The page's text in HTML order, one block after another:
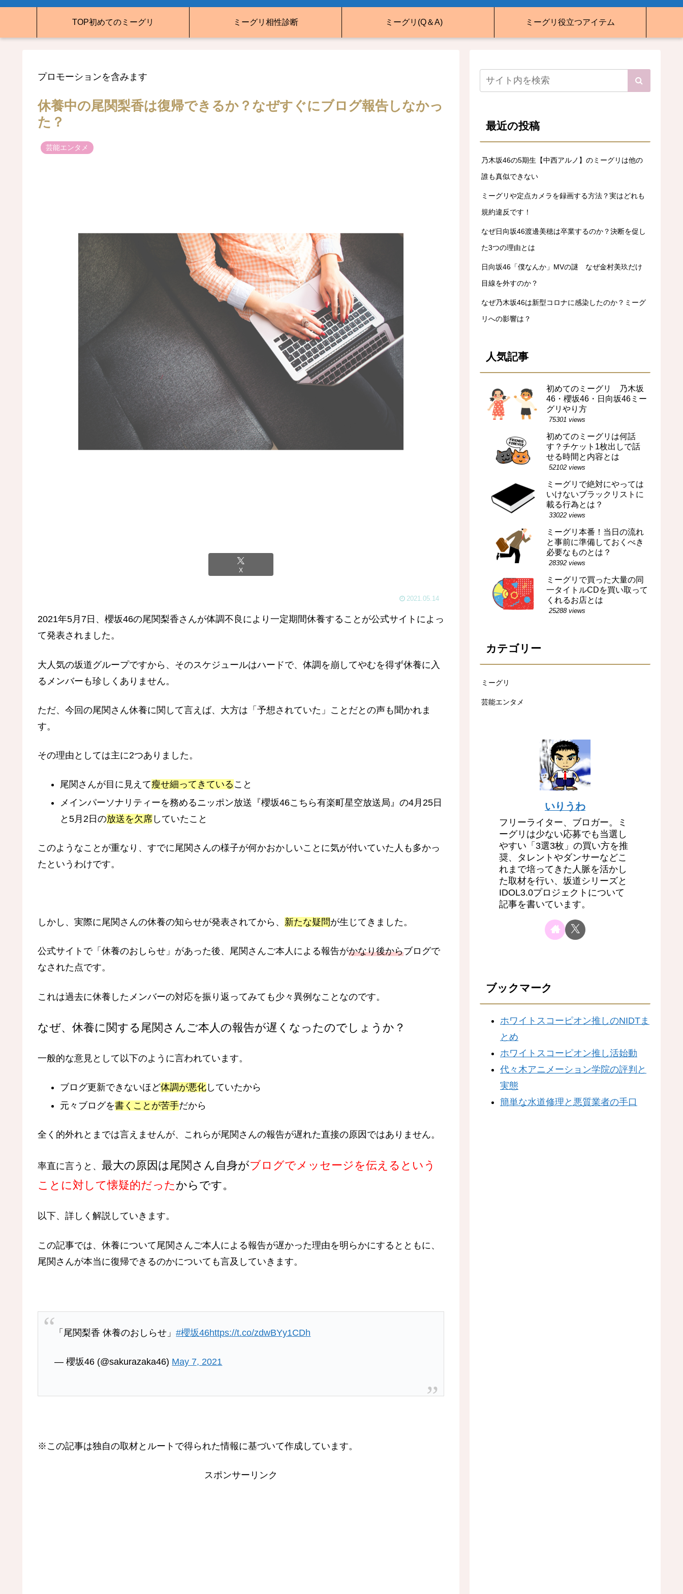
TOP初めてのミーグリ ミーグリ相性診断 ミーグリ(Q＆A) ミーグリ役立つアイテム
プロモーションを含みます
休養中の尾関梨香は復帰できるか？なぜすぐにブログ報告しなかっ
た？
芸能エンタメ
X
2021.05.14
2021年5月7日、櫻坂46の尾関梨香さんが体調不良により一定期間休養することが公式サイトによっ
て発表されました。
大人気の坂道グループですから、そのスケジュールはハードで、体調を崩してやむを得ず休養に入
るメンバーも珍しくありません。
ただ、今回の尾関さん休養に関して言えば、大方は「予想されていた」ことだとの声も聞かれま
す。
その理由としては主に2つありました。
尾関さんが目に見えて瘦せ細ってきている こと
メインパーソナリティーを務めるニッポン放送『櫻坂46こちら有楽町星空放送局』の4月25日
と5月2日の放送を欠席していたこと
このようなことが重なり、すでに尾関さんの様子が何かおかしいことに気が付いていた人も多かっ
たというわけです。
しかし、実際に尾関さんの休養の知らせが発表されてから、 新たな疑問が生じてきました。
公式サイトで「休養のおしらせ」があった後、尾関さんご本人による報告がかなり後からブログで
なされた点です。
これは過去に休養したメンバーの対応を振り返ってみても少々異例なことなのです。
なぜ、休養に関する尾関さんご本人の報告が遅くなったのでしょうか？
一般的な意見として以下のように言われています。
ブログ更新できないほど体調が悪化していたから
元々ブログを書くことが苦手だから
全く的外れとまでは言えませんが、これらが尾関さんの報告が遅れた直接の原因ではありません。
率直に言うと、 最大の原因は尾関さん自身がブログでメッセージを伝えるという
ことに対して懐疑的だった からです。
以下、詳しく解説していきます。
この記事では、休養について尾関さんご本人による報告が遅かった理由を明らかにするとともに、
尾関さんが本当に復帰できるのかについても言及していきます。
「尾関梨香 休養のおしらせ」#櫻坂46https://t.co/zdwBYy1CDh
— 櫻坂46 (@sakurazaka46) May 7, 2021
※この記事は独自の取材とルートで得られた情報に基づいて作成しています。
スポンサーリンク
最近の投稿
乃木坂46の5期生【中西アルノ】のミーグリは他の
誰も真似できない
ミーグリや定点カメラを録画する方法？実はどれも
規約違反です！
なぜ日向坂46渡邊美穂は卒業するのか？決断を促し
た3つの理由とは
日向坂46「僕なんか」MVの謎 なぜ金村美玖だけ
目線を外すのか？
なぜ乃木坂46は新型コロナに感染したのか？ミーグ
リへの影響は？
人気記事
初めてのミーグリ 乃木坂
46・櫻坂46・日向坂46ミー
グリやり方
75301 views
初めてのミーグリは何話
す？チケット1枚出しで話
せる時間と内容とは
52102 views
ミーグリで絶対にやっては
いけないブラックリストに
載る行為とは？
33022 views
ミーグリ本番！当日の流れ
と事前に準備しておくべき
必要なものとは？
28392 views
ミーグリで買った大量の同
一タイトルCDを買い取って
くれるお店とは
25288 views
カテゴリー
ミーグリ
芸能エンタメ
いりうわ
フリーライター、ブロガー。ミ
ーグリは少ない応募でも当選し
やすい「3選3枚」の買い方を推
奨、タレントやダンサーなどこ
れまで培ってきた人脈を活かし
た取材を行い、坂道シリーズと
IDOL3.0プロジェクトについて
記事を書いています。
ブックマーク
ホワイトスコーピオン推しのNIDTま
とめ
ホワイトスコーピオン推し活始動
代々木アニメーション学院の評判と
実態
簡単な水道修理と悪質業者の手口